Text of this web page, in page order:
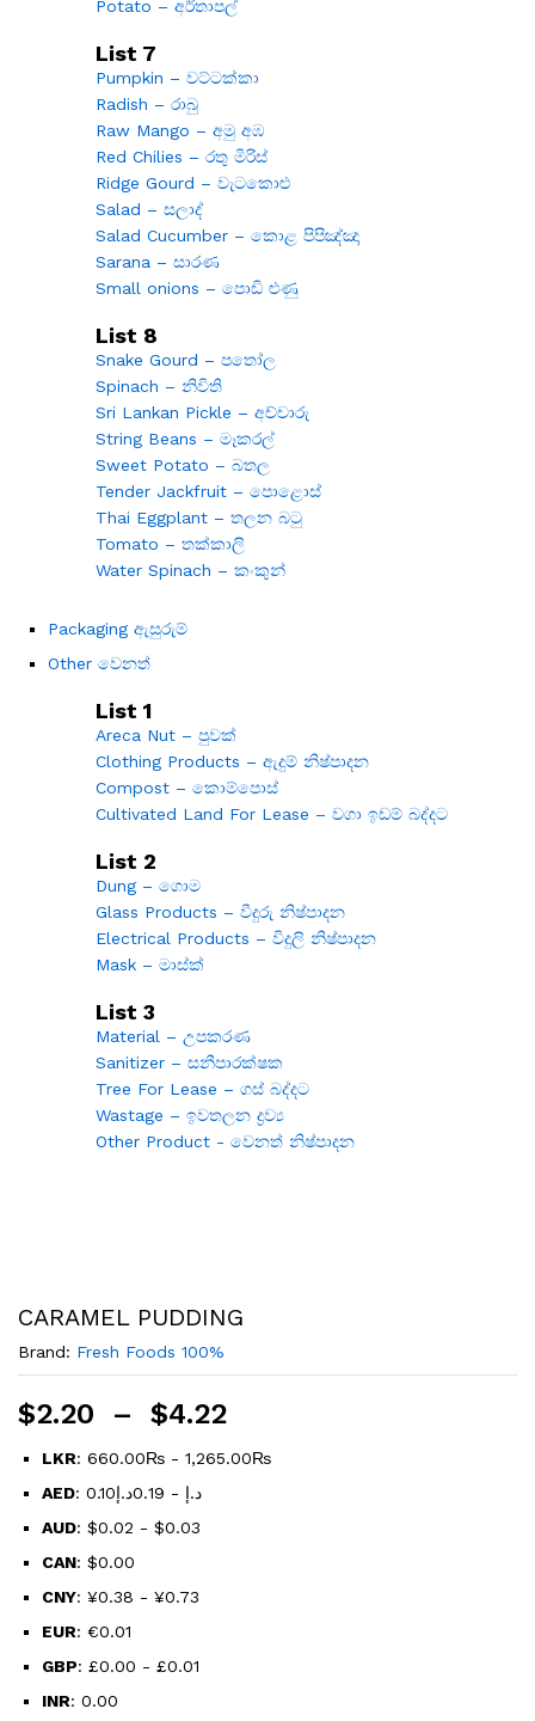
Potato – අර්තාපල්
List 7
Pumpkin – වට්ටක්කා
Radish – රාබු
Raw Mango – අමු අඹ
Red Chilies – රතු මිරිස්
Ridge Gourd – වැටකොළු
Salad – සලාද්
Salad Cucumber – කොළ පිපිඤ්ඤා
Sarana – සාරණ
Small onions – පොඩි ළුණු
List 8
Snake Gourd – පතෝල
Spinach – නිවිති
Sri Lankan Pickle – අච්චාරු
String Beans – මෑකරල්
Sweet Potato – බතල
Tender Jackfruit – පොළොස්
Thai Eggplant – තලන බටු
Tomato – තක්කාලි
Water Spinach – කංකුන්
Packaging ඇසුරුම්
Other වෙනත්
List 1
Areca Nut – පුවක්
Clothing Products – ඇදුම් නිෂ්පාදන
Compost – කොම්පොස්
Cultivated Land For Lease – වගා ඉඩම් බද්දට
List 2
Dung – ගොම
Glass Products – වීදුරු නිෂ්පාදන
Electrical Products – විදුලි නිෂ්පාදන
Mask – මාස්ක්
List 3
Material – උපකරණ
Sanitizer – සනීපාරක්ෂක
Tree For Lease – ගස් බද්දට
Wastage – ඉවතලන ද්‍රව්‍ය
Other Product - වෙනත් නිෂ්පාදන
CARAMEL PUDDING
Brand: Fresh Foods 100%
$2.20 – $4.22
LKR: 660.00₨ - 1,265.00₨
AED: 0.10د.إ - 0.19د.إ
AUD: $0.02 - $0.03
CAN: $0.00
CNY: ¥0.38 - ¥0.73
EUR: €0.01
GBP: £0.00 - £0.01
INR: ₹0.00